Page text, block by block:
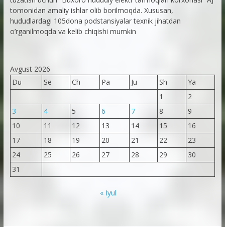
tomonidan amaliy ishlar olib borilmoqda. Xususan,
hududlardagi 105dona podstansiyalar texnik jihatdan
o’rganilmoqda va kelib chiqishi mumkin
Avgust 2026
Du
Se Ch Pa Ju Sh
Ya
1
2
3
4 5 6 7 8
9
10
11 12 13 14 15
16
17
18 19 20 21 22
23
24
25 26 27 28 29
30
31
« Iyul